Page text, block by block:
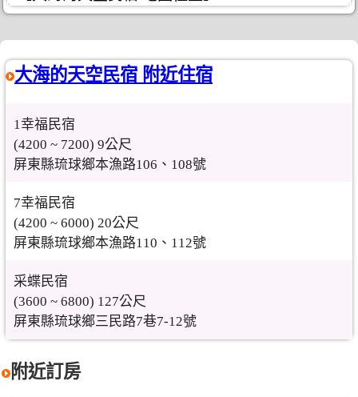
大海的天空民宿 附近住宿
1幸福民宿
(4200 ~ 7200) 9公尺
屏東縣琉球鄉本漁路106、108號
7幸福民宿
(4200 ~ 6000) 20公尺
屏東縣琉球鄉本漁路110、112號
采蝶民宿
(3600 ~ 6800) 127公尺
屏東縣琉球鄉三民路7巷7-12號
附近訂房